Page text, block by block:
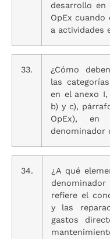
desarrollo en
OpEx cuando
a actividades
33.
¿Cómo
las
en el anexo I,
b) y c),
OpEx),
denominador
34.
¿A qué
refiere el
y las
gastos